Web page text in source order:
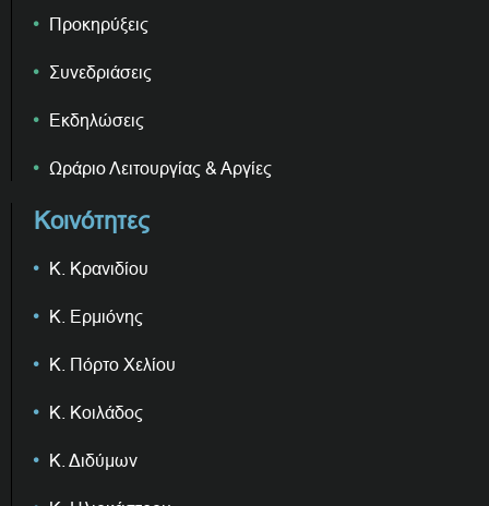
Προκηρύξεις
Συνεδριάσεις
Εκδηλώσεις
Ωράριο Λειτουργίας & Αργίες
Κοινότητες
Κ. Κρανιδίου
Κ. Ερμιόνης
Κ. Πόρτο Χελίου
Κ. Κοιλάδος
Κ. Διδύμων